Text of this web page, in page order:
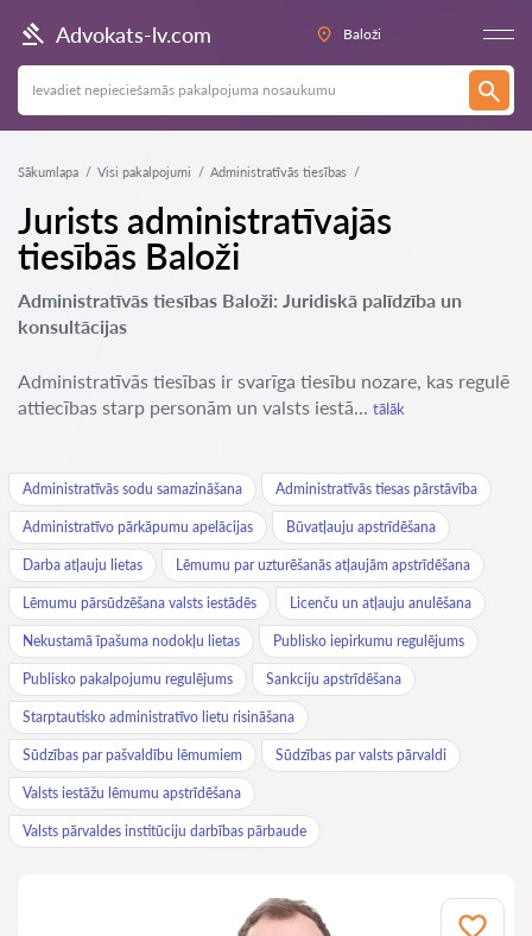
Advokats-lv.com Baloži
Sākumlapa Visi pakalpojumi Administratīvās tiesības
Jurists administratīvajās
tiesībās Baloži
Administratīvās tiesības Baloži: Juridiskā palīdzība un
konsultācijas
Administratīvās tiesības ir svarīga tiesību nozare, kas regulē
attiecības starp personām un valsts iestā... tālāk
Administratīvās sodu samazināšana Administratīvās tiesas pārstāvība
Administratīvo pārkāpumu apelācijas Būvatļauju apstrīdēšana
Darba atļauju lietas Lēmumu par uzturēšanās atļaujām apstrīdēšana
Lēmumu pārsūdzēšana valsts iestādēs Licenču un atļauju anulēšana
Nekustamā īpašuma nodokļu lietas Publisko iepirkumu regulējums
Publisko pakalpojumu regulējums Sankciju apstrīdēšana
Starptautisko administratīvo lietu risināšana
Sūdzības par pašvaldību lēmumiem Sūdzības par valsts pārvaldi
Valsts iestāžu lēmumu apstrīdēšana
Valsts pārvaldes institūciju darbības pārbaude